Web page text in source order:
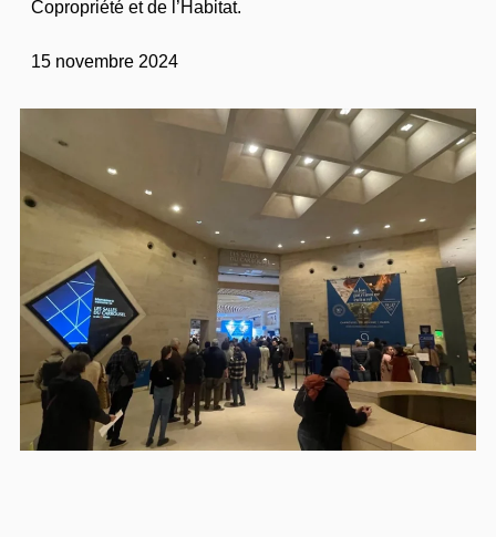
Copropriété et de l’Habitat.
15 novembre 2024